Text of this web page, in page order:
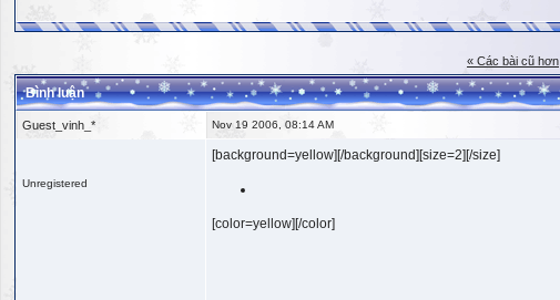
« Các bài cũ hơn
Bình luận
Guest_vinh_* Nov 19 2006, 08:14 AM
Unregistered
[background=yellow][/background][size=2][/size]
[color=yellow][/color]